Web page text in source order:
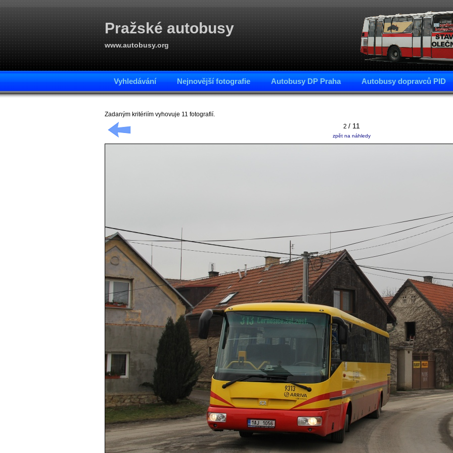
Pražské autobusy
www.autobusy.org
Vyhledávání Nejnovější fotografie Autobusy DP Praha Autobusy dopravců PID
Zadaným kritériím vyhovuje 11 fotografií.
2 / 11
zpět na náhledy